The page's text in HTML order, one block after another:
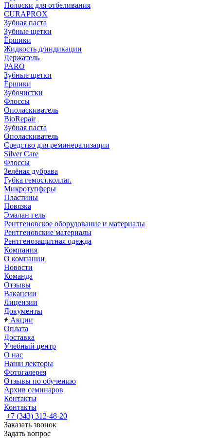
Полоски для отбеливания
CURAPROX
Зубная паста
Зубные щетки
Ёршики
Жидкость д/индикации
Держатель
PARO
Зубные щетки
Ёршики
Зубочистки
Флоссы
Ополаскиватель
BioRepair
Зубная паста
Ополаскиватель
Средство для реминерализации
Silver Care
Флоссы
Зелёная дубрава
Губка гемост.коллаг.
Микротупферы
Пластины
Повязка
Эмалан гель
Рентгеновское оборудование и материалы
Рентгеновские материалы
Рентгенозащитная одежда
Компания
О компании
Новости
Команда
Отзывы
Вакансии
Лицензии
Документы
Акции
Оплата
Доставка
Учебный центр
О нас
Наши лекторы
Фотогалерея
Отзывы по обучению
Архив семинаров
Контакты
Контакты
+7 (343) 312-48-20
Заказать звонок
Задать вопрос